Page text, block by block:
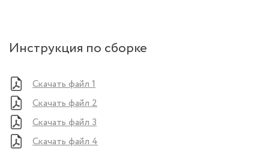
Инструкция по сборке
Скачать файл 1
Скачать файл 2
Скачать файл 3
Скачать файл 4